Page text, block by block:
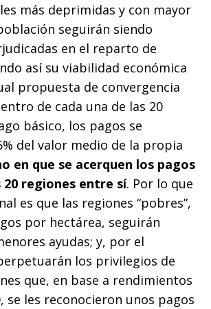
más deprimidas y con mayor
seguirán siendo
en el reparto de
así su viabilidad económica
propuesta de convergencia
de cada una de las 20
básico, los pagos se
del valor medio de la propia
en que se acerquen los pagos
20 regiones entre sí. Por lo que
es que las regiones “pobres”,
por hectárea, seguirán
ayudas; y, por el
los privilegios de
que, en base a rendimientos
se les reconocieron unos pagos